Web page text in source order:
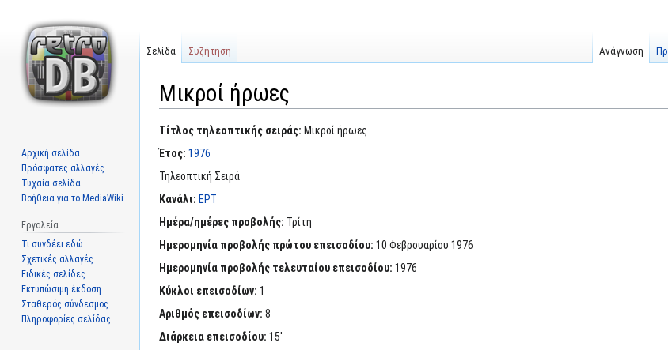
Μικροί ήρωες
Μετάβαση
στην
Πήδηση
στην
Τίτλος τηλεοπτικής σειράς: Μικροί ήρωες
Έτος: 1976
Τηλεοπτική Σειρά
Κανάλι: ΕΡΤ
Ημέρα/ημέρες προβολής: Τρίτη
Ημερομηνία προβολής πρώτου επεισοδίου: 10 Φεβρουαρίου 1976
Ημερομηνία προβολής τελευταίου επεισοδίου: 1976
Κύκλοι επεισοδίων: 1
Αριθμός επεισοδίων: 8
Διάρκεια επεισοδίου: 15'
Σελίδα Συζήτηση Ανάγνωση
Αρχική σελίδα
Πρόσφατες αλλαγές
Τυχαία σελίδα
Βοήθεια για το MediaWiki
Εργαλεία
Τι συνδέει εδώ
Σχετικές αλλαγές
Ειδικές σελίδες
Εκτυπώσιμη έκδοση
Σταθερός σύνδεσμος
Πληροφορίες σελίδας